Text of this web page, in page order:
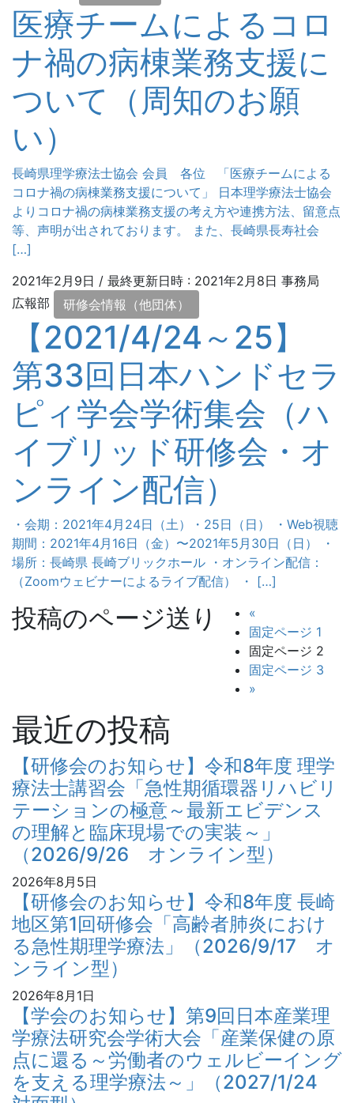
医療チームによるコロ
ナ禍の病棟業務支援に
ついて（周知のお願
い）
長崎県理学療法士協会 会員 各位 「医療チームによる
コロナ禍の病棟業務支援について」 日本理学療法士協会
よりコロナ禍の病棟業務支援の考え方や連携方法、留意点
等、声明が出されております。 また、長崎県長寿社会
[…]
2021年2月9日 / 最終更新日時 : 2021年2月8日 事務局
広報部
研修会情報（他団体）
【2021/4/24～25】
第33回日本ハンドセラ
ピィ学会学術集会（ハ
イブリッド研修会・オ
ンライン配信）
・会期：2021年4⽉24⽇（⼟）・25⽇（⽇） ・Web視聴
期間：2021年4⽉16⽇（⾦）〜2021年5⽉30⽇（⽇） ・
場所：⻑崎県 ⻑崎ブリックホール ・オンライン配信：
（Zoomウェビナーによるライブ配信） ・ […]
投稿のページ送り
«
固定ページ 1
固定ページ 2
固定ページ 3
»
最近の投稿
【研修会のお知らせ】令和8年度 理学
療法士講習会「急性期循環器リハビリ
テーションの極意～最新エビデンス
の理解と臨床現場での実装～」
（2026/9/26 オンライン型）
2026年8月5日
【研修会のお知らせ】令和8年度 長崎
地区第1回研修会「高齢者肺炎におけ
る急性期理学療法」（2026/9/17 オ
ンライン型）
2026年8月1日
【学会のお知らせ】第9回日本産業理
学療法研究会学術大会「産業保健の原
点に還る～労働者のウェルビーイング
を支える理学療法～」（2027/1/24